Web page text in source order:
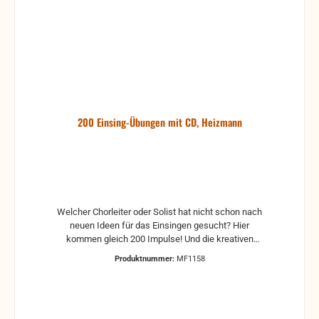
200 Einsing-Übungen mit CD, Heizmann
Welcher Chorleiter oder Solist hat nicht schon nach
neuen Ideen für das Einsingen gesucht? Hier
kommen gleich 200 Impulse! Und die kreativen
Produktnummer: MF1158